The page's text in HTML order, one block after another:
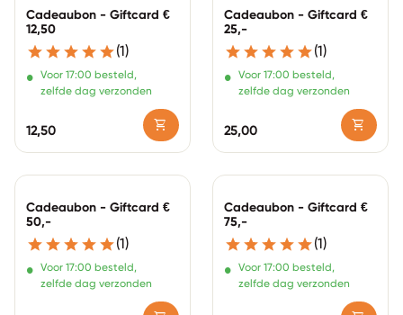
Cadeaubon - Giftcard €
12,50
(1)
•
Voor 17:00 besteld,
zelfde dag verzonden
Normale prijs
12,50 shopping_cart
Cadeaubon - Giftcard €
25,-
(1)
•
Voor 17:00 besteld,
zelfde dag verzonden
Normale prijs
25,00 shopping_cart
Cadeaubon - Giftcard €
50,-
(1)
•
Voor 17:00 besteld,
zelfde dag verzonden
Cadeaubon - Giftcard €
75,-
(1)
•
Voor 17:00 besteld,
zelfde dag verzonden